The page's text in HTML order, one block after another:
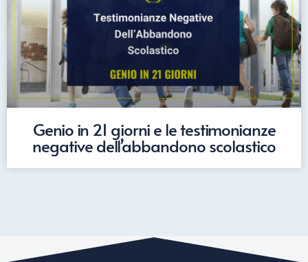
Genio in 21 giorni e le testimonianze
negative dell’abbandono scolastico